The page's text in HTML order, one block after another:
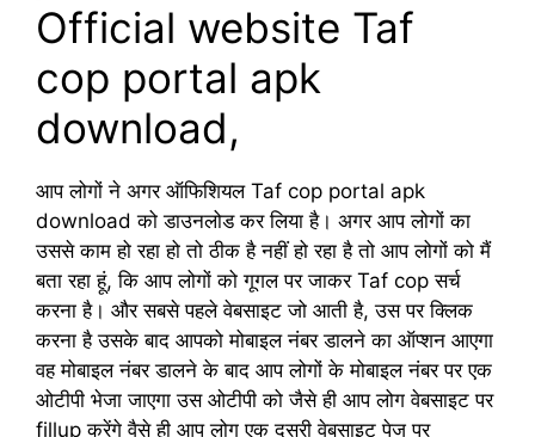
Official website Taf
cop portal apk
download,
आप लोगों ने अगर ऑफिशियल Taf cop portal apk
download को डाउनलोड कर लिया है। अगर आप लोगों का
उससे काम हो रहा हो तो ठीक है नहीं हो रहा है तो आप लोगों को मैं
बता रहा हूं, कि आप लोगों को गूगल पर जाकर Taf cop सर्च
करना है। और सबसे पहले वेबसाइट जो आती है, उस पर क्लिक
करना है उसके बाद आपको मोबाइल नंबर डालने का ऑप्शन आएगा
वह मोबाइल नंबर डालने के बाद आप लोगों के मोबाइल नंबर पर एक
ओटीपी भेजा जाएगा उस ओटीपी को जैसे ही आप लोग वेबसाइट पर
fillup करेंगे वैसे ही आप लोग एक दूसरी वेबसाइट पेज पर